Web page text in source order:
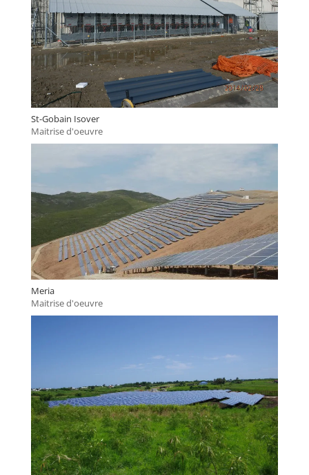
St-Gobain Isover
Maitrise d'oeuvre
Meria
Maitrise d'oeuvre